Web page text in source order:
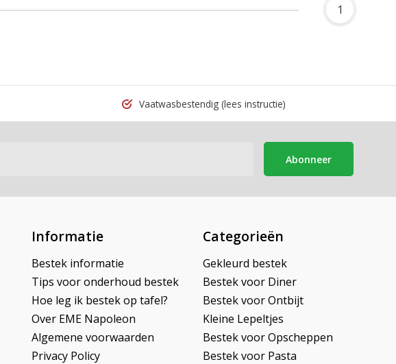
1
Vaatwasbestendig(lees instructie)
Abonneer
Informatie
Bestek informatie
Tips voor onderhoud bestek
Hoe leg ik bestek op tafel?
Over EME Napoleon
Algemene voorwaarden
Privacy Policy
Categorieën
Gekleurd bestek
Bestek voor Diner
Bestek voor Ontbijt
Kleine Lepeltjes
Bestek voor Opscheppen
Bestek voor Pasta